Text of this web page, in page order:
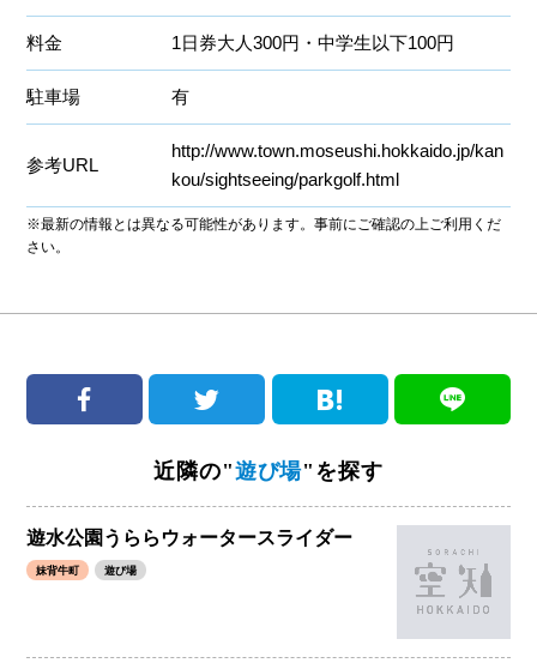
料金 1日券大人300円・中学生以下100円
駐車場 有
参考URL
http://www.town.moseushi.hokkaido.jp/kan
kou/sightseeing/parkgolf.html
※最新の情報とは異なる可能性があります。事前にご確認の上ご利用くだ
さい。
近隣の"遊び場"を探す
遊水公園うららウォータースライダー
妹背牛町 遊び場